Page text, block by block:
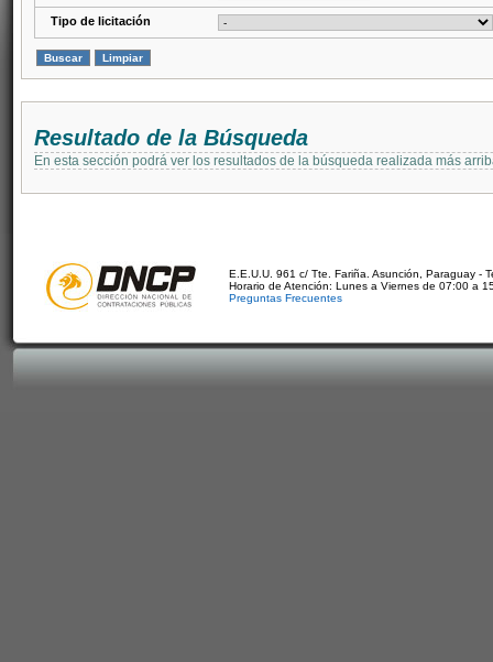
Tipo de licitación
Resultado de la Búsqueda
En esta sección podrá ver los resultados de la búsqueda realizada más
E.E.U.U. 961 c/ Tte. Fariña. Asunción, Paraguay -
Horario de Atención: Lunes a Viernes de 07:00 a
Preguntas Frecuentes